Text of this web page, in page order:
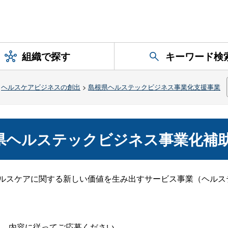
組織で探す キーワード検
ヘルスケアビジネスの創出 > 島根県ヘルステックビジネス事業化支援事業
ヘルステックビジネス事業化補
ケアに関する新しい価値を生み出すサービス事業（ヘル